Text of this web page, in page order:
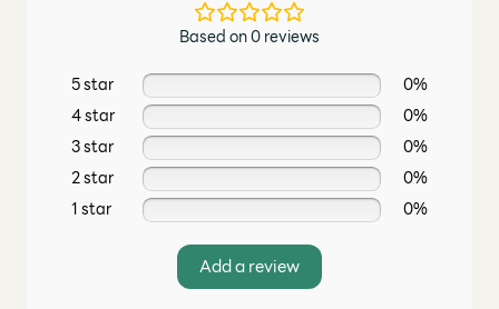
Based on 0 reviews
5 star
0%
4 star
0%
3 star
0%
2 star
0%
1 star
0%
Add a review